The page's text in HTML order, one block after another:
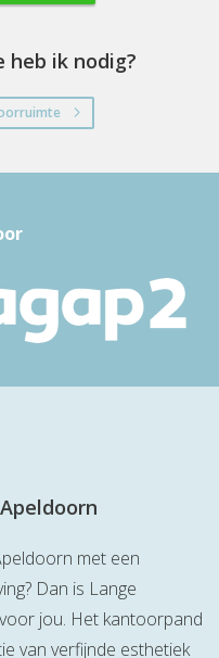
ik nodig?
met een
Dan is Lange
jou. Het kantoorpand
van verfijnde esthetiek